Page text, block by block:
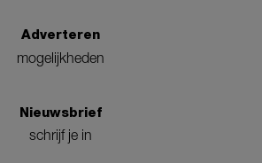
Adverteren
mogelijkheden
Nieuwsbrief
schrijf je in